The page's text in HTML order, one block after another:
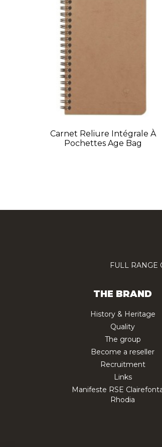
Carnet Reliure Intégrale À
Pochettes Age Bag
FULL RANGE
THE BRAND
History & Heritage
Quality
The group
Become a reseller
Recruitment
Links
Manifeste RSE
Rhodia